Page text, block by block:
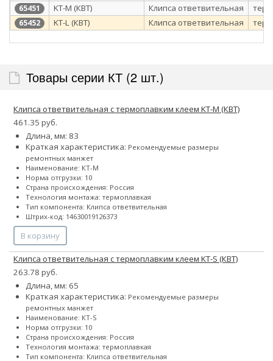
65451 KT-M (КВТ) Клипса ответвительная
65452 KT-L (КВТ) Клипса ответвительная
Товары серии КТ (2 шт.)
Клипса ответвительная с термоплавким клеем KT-M (КВТ)
461.35 руб.
Длина, мм: 83
Краткая характеристика: Рекомендуемые размеры
ремонтных манжет
Наименование: КТ-М
Норма отгрузки: 10
Страна происхождения: Россия
Технология монтажа: термоплавкая
Тип компонента: Клипса ответвительная
Штрих-код: 14630019126373
В корзину
Клипса ответвительная с термоплавким клеем KT-S (КВТ)
263.78 руб.
Длина, мм: 65
Краткая характеристика: Рекомендуемые размеры
ремонтных манжет
Наименование: КТ-S
Норма отгрузки: 10
Страна происхождения: Россия
Технология монтажа: термоплавкая
Тип компонента: Клипса ответвительная